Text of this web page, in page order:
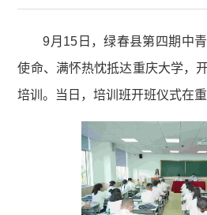
9月15日，绿春县第四期中
使命、满怀热忱抵达重庆大学，
培训。当日，培训班开班仪式在重